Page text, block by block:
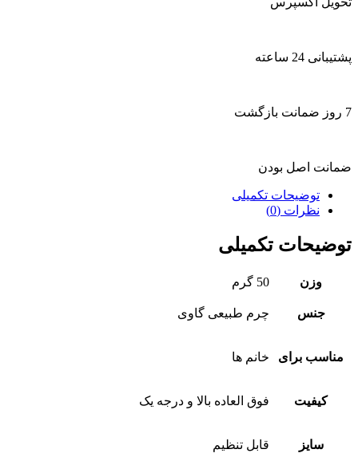
پشتیبانی 24 ساعته
7 روز ضمانت بازگشت
ضمانت اصل بودن
توضیحات تکمیلی
نظرات (0)
توضیحات تکمیلی
وزن 50 گرم
جنس چرم طبیعی گاوی
مناسب برای خانم ها
کیفیت فوق العاده بالا و درجه یک
سایز قابل تنظیم